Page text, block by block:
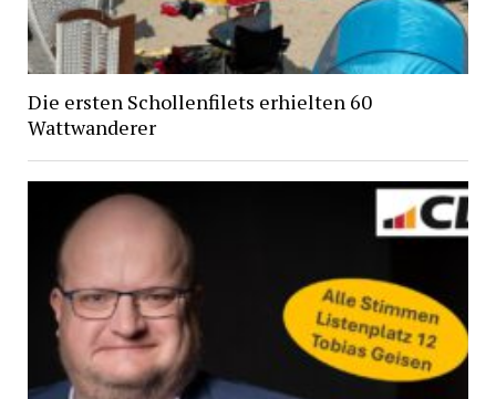
Die ersten Schollenfilets erhielten 60
Wattwanderer